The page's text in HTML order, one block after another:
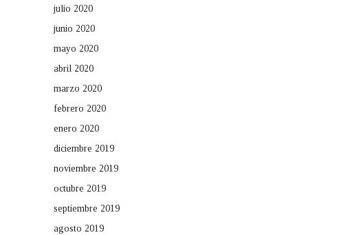
julio 2020
junio 2020
mayo 2020
abril 2020
marzo 2020
febrero 2020
enero 2020
diciembre 2019
noviembre 2019
octubre 2019
septiembre 2019
agosto 2019